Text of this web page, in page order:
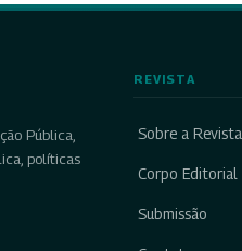
Pública,
políticas
REVISTA
Sobre a Revista
Corpo Editorial
Submissão